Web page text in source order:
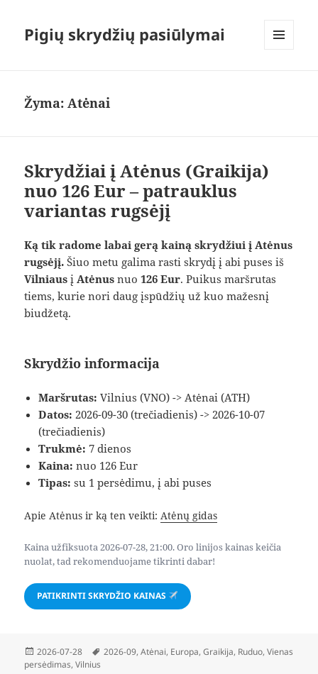
Pigių skrydžių pasiūlymai
Žyma:Atėnai
Skrydžiai į Atėnus (Graikija)
nuo 126 Eur – patrauklus
variantas rugsėjį
Ką tik radome labai gerą kainą skrydžiui į Atėnus
rugsėjį. Šiuo metu galima rasti skrydį į abi puses iš
Vilniaus įAtėnus nuo126 Eur. Puikus maršrutas
tiems, kurie nori daug įspūdžių už kuo mažesnį
biudžetą.
Skrydžio informacija
Maršrutas: Vilnius (VNO) -> Atėnai (ATH)
Datos: 2026-09-30 (trečiadienis) -> 2026-10-07
(trečiadienis)
Trukmė: 7 dienos
Kaina: nuo 126 Eur
Tipas: su 1 persėdimu, į abi puses
Apie Atėnus ir ką ten veikti:Atėnų gidas
Kaina užfiksuota 2026-07-28, 21:00. Oro linijos kainas keičia
nuolat, tad rekomenduojame tikrinti dabar!
PATIKRINTI SKRYDŽIO KAINAS
Paskelbta
2026-07-28 Žymos
2026-09,Atėnai, Europa,Graikija, Ruduo,Vienas
persėdimas,Vilnius